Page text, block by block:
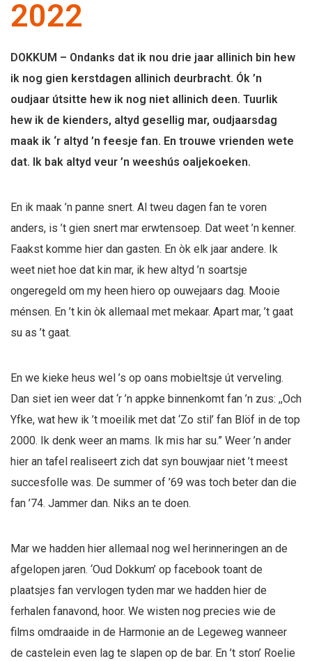
2022
DOKKUM – Ondanks dat ik nou drie jaar allinich bin hew
ik nog gien kerstdagen allinich deurbracht. Ók ’n
oudjaar útsitte hew ik nog niet allinich deen. Tuurlik
hew ik de kienders, altyd gesellig mar, oudjaarsdag
maak ik ‘r altyd ’n feesje fan. En trouwe vrienden wete
dat. Ik bak altyd veur ’n weeshús oaljekoeken.
En ik maak ’n panne snert. Al tweu dagen fan te voren
anders, is ’t gien snert mar erwtensoep. Dat weet ’n kenner.
Faakst komme hier dan gasten. En òk elk jaar andere. Ik
weet niet hoe dat kin mar, ik hew altyd ’n soartsje
ongeregeld om my heen hiero op ouwejaars dag. Mooie
ménsen. En ’t kin òk allemaal met mekaar. Apart mar, ’t gaat
su as ’t gaat.
En we kieke heus wel ’s op oans mobieltsje út verveling.
Dan siet ien weer dat ‘r ’n appke binnenkomt fan ’n zus: ,,Och
Yfke, wat hew ik ’t moeilik met dat ‘Zo stil’ fan Blöf in de top
2000. Ik denk weer an mams. Ik mis har su.” Weer ’n ander
hier an tafel realiseert zich dat syn bouwjaar niet ’t meest
succesfolle was. De summer of ’69 was toch beter dan die
fan ’74. Jammer dan. Niks an te doen.
Mar we hadden hier allemaal nog wel herinneringen an de
afgelopen jaren. ‘Oud Dokkum’ op facebook toant de
plaatsjes fan vervlogen tyden mar we hadden hier de
ferhalen fanavond, hoor. We wisten nog precies wie de
films omdraaide in de Harmonie an de Legeweg wanneer
de castelein even lag te slapen op de bar. En ’t ston’ Roelie